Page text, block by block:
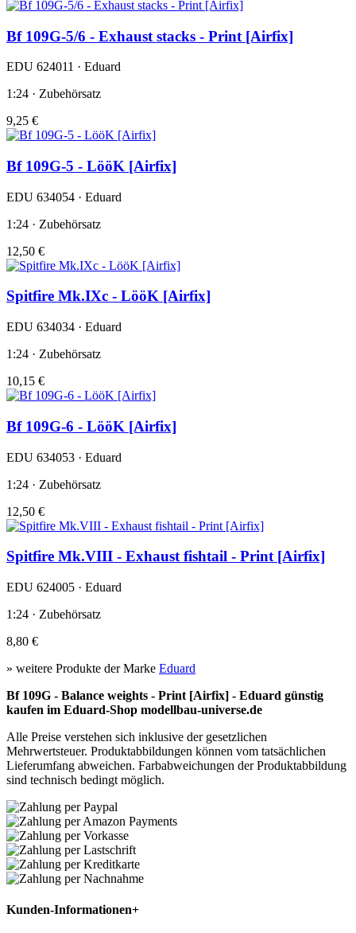
Bf 109G-5/6 - Exhaust stacks - Print [Airfix]
EDU 624011 · Eduard
1:24 · Zubehörsatz
9,25 €
Bf 109G-5 - LööK [Airfix]
EDU 634054 · Eduard
1:24 · Zubehörsatz
12,50 €
Spitfire Mk.IXc - LööK [Airfix]
EDU 634034 · Eduard
1:24 · Zubehörsatz
10,15 €
Bf 109G-6 - LööK [Airfix]
EDU 634053 · Eduard
1:24 · Zubehörsatz
12,50 €
Spitfire Mk.VIII - Exhaust fishtail - Print [Airfix]
EDU 624005 · Eduard
1:24 · Zubehörsatz
8,80 €
» weitere Produkte der Marke Eduard
Bf 109G - Balance weights - Print [Airfix] - Eduard günstig
kaufen im Eduard-Shop modellbau-universe.de
Alle Preise verstehen sich inklusive der gesetzlichen
Mehrwertsteuer. Produktabbildungen können vom tatsächlichen
Lieferumfang abweichen. Farbabweichungen der Produktabbildung
sind technisch bedingt möglich.
Kunden-Informationen+